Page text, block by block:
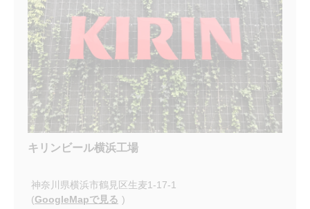
キリンビール横浜工場
神奈川県横浜市鶴見区⽣⻨1-17-1
(GoogleMapで見る )